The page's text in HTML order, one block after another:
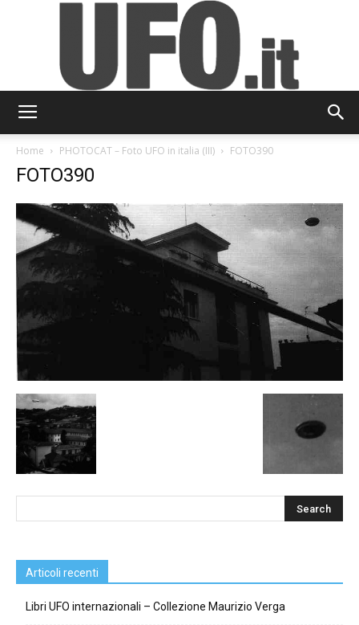
Home PHOTOCAT – Foto UFO in italia (III) FOTO390
FOTO390
Articoli recenti
Libri UFO internazionali – Collezione Maurizio Verga